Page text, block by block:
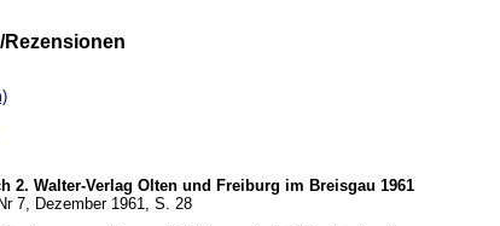
2. Walter-Verlag Olten und Freiburg im Breisgau 1961
7, Dezember 1961, S. 28